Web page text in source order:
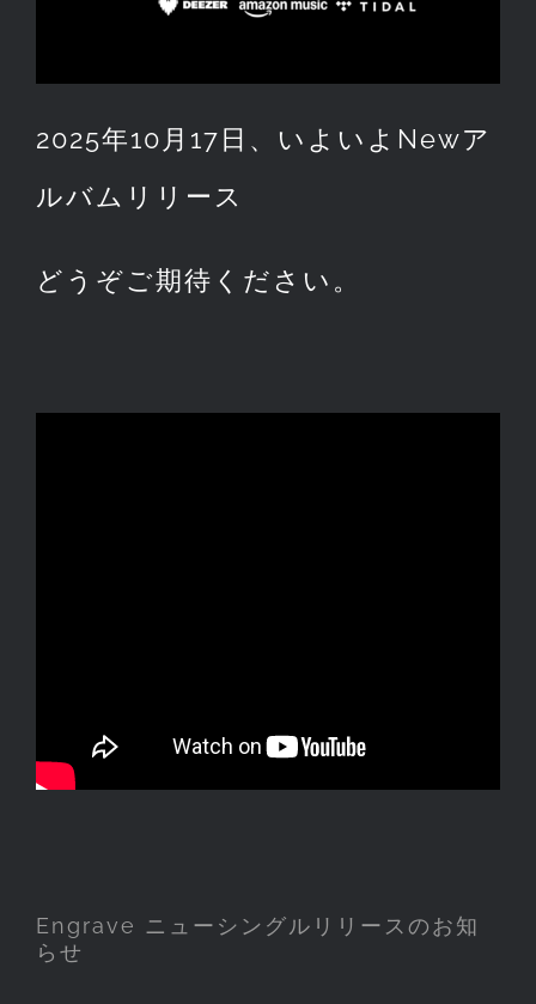
2025年10月17日、いよいよNewア
ルバムリリース
どうぞご期待ください。
Engrave ニューシングルリリースのお知
らせ